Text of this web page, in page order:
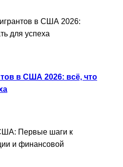
в США 2026: всё, что